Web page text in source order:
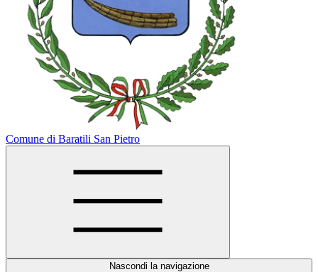
Comune di Baratili San Pietro
Nascondi la navigazione